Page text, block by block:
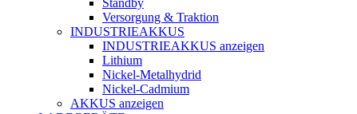
Standby
Versorgung & Traktion
INDUSTRIEAKKUS
INDUSTRIEAKKUS anzeigen
Lithium
Nickel-Metalhydrid
Nickel-Cadmium
AKKUS anzeigen